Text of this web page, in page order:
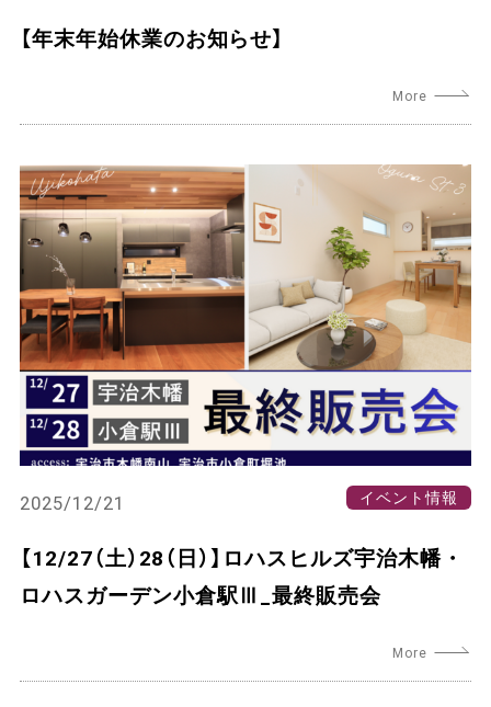
【年末年始休業のお知らせ】
2025/12/21 イベント情報
【12/27（土）28（日）】ロハスヒルズ宇治木幡・
ロハスガーデン小倉駅Ⅲ_最終販売会